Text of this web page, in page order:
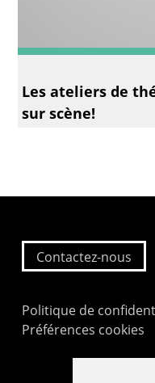
Les ateliers de
sur scène!
Contactez-nous
Politique de
Préférences cookies